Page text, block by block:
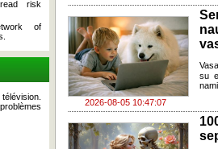
risk
of
2026-08-05 10:47:07
su